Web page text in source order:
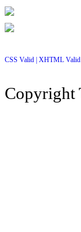
CSS Valid | XHTML Valid |
Copyright